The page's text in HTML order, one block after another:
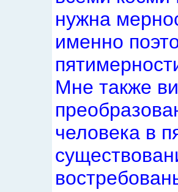
нужна
именно
Мне также
человека в